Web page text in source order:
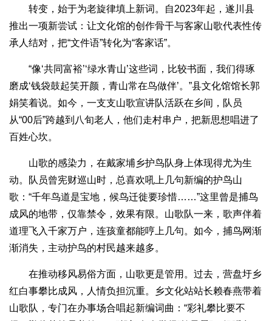
转变，始于为老旋律填上新词。自2023年起，遂川县
推出一项新尝试：让文化馆的创作骨干与客家山歌代表性传
承人结对，把“文件语”转化为“客家话”。
“像‘共同富裕’‘绿水青山’这些词，比较书面，我们得琢
磨成‘钱袋鼓起笑开颜，青山常在鸟做伴’。”县文化馆馆长郭
娟笑着说。如今，一支支山歌宣讲队活跃在乡间，队员
从“00后”跨越到八旬老人，他们走村串户，把新思想唱进了
百姓心坎。
山歌的感染力，在戴家埔乡护鸟队身上体现得尤为生
动。队员曾宪财巡山时，总喜欢吼上几句新编的护鸟山
歌：“千年鸟道是宝地，候鸟迁徙要珍惜……”这里曾是捕鸟
成风的地带，仅靠禁令，效果有限。山歌队一来，歌声伴着
道理飞入千家万户，连孩童都能哼上几句。如今，捕鸟网渐
渐消失，主动护鸟的村民越来越多。
在推动移风易俗方面，山歌更是管用。过去，营盘圩乡
红白事攀比成风，人情负担沉重。乡文化站站长赖春燕带着
山歌队，专门在办事场合唱起新编词曲：“彩礼攀比要不